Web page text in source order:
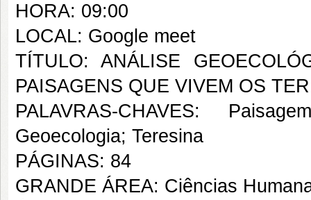
HORA: 09:00
LOCAL: Google meet
TÍTULO: ANÁLISE
PAISAGENS QUE VIVEM OS
PALAVRAS-CHAVES:
Geoecologia; Teresina
PÁGINAS: 84
GRANDE ÁREA: Ciências